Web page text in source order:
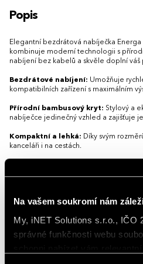
Na vašem soukromí nám
My, iNET Solutions s.r.o., IČO
správné funkčnosti webu
Popis
Elegantní bezdrátová nabíječka Energa
kombinuje moderní technologii s
nabíjení bez kabelů a skvěle doplní váš
Bezdrátové nabíjení: Umožňuje
kompatibilních zařízení s maximálním
Přírodní bambusový kryt: Stylový a
nabíječce jedinečný vzhled a zajišťuje
Kompaktní a lehká: Díky svým
kanceláři i na cestách.
Vyberte si Energa bezdrátovou
Minimalistická bezdrátová nabíječka s
představuje vkusné spojení přírodních
Kompaktní přírodní tělo s výstupem 1